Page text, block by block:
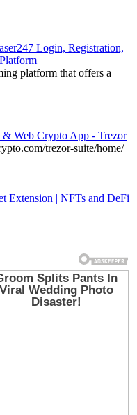
Login, Registration,
platform that offers a
Web Crypto App - Trezor
trezor-suite/home/
Extension | NFTs and DeFi